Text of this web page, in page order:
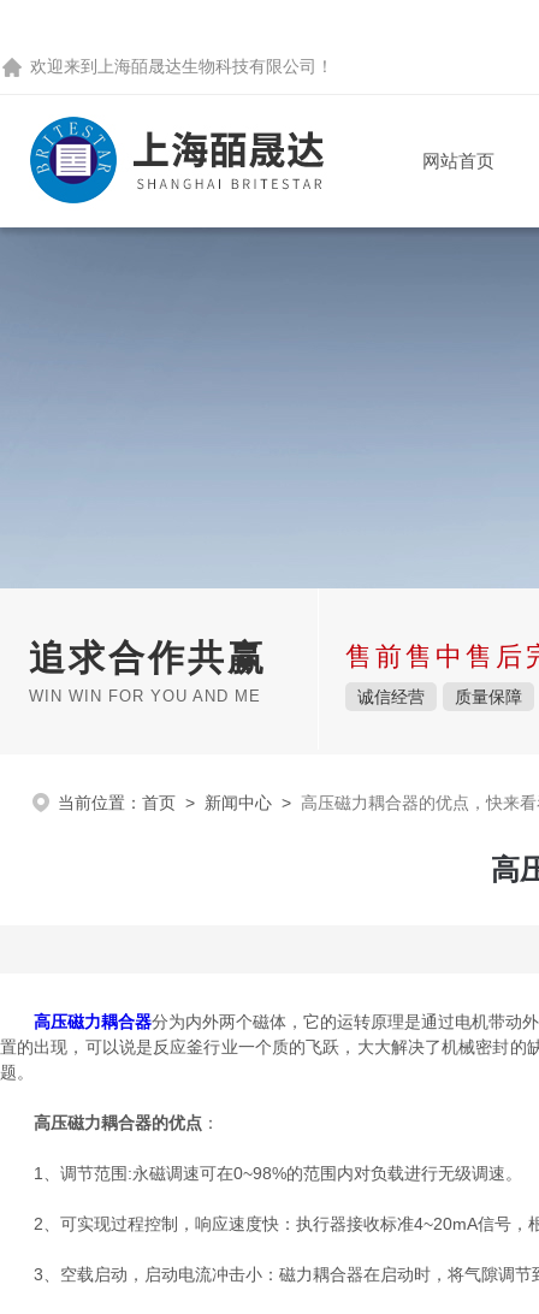
欢迎来到 上海皕晟达生物科技有限公司 ！
网站首页
追求合作共赢
WIN WIN FOR YOU AND ME
售前售中售后
诚信经营 质量保障
当前位置： 首页 > 新闻中心 > 高压磁力耦合器的优点，快来
高
高压磁力耦合器分为内外两个磁体，它的运转原理是通过电机带动
置的出现，可以说是反应釜行业一个质的飞跃，大大解决了机械密封
题。
高压磁力耦合器的优点 ：
1、调节范围:永磁调速可在0~98%的范围内对负载进行无级调速。
2、可实现过程控制，响应速度快：执行器接收标准4~20mA信号，
3、空载启动，启动电流冲击小：磁力耦合器在启动时，将气隙调节